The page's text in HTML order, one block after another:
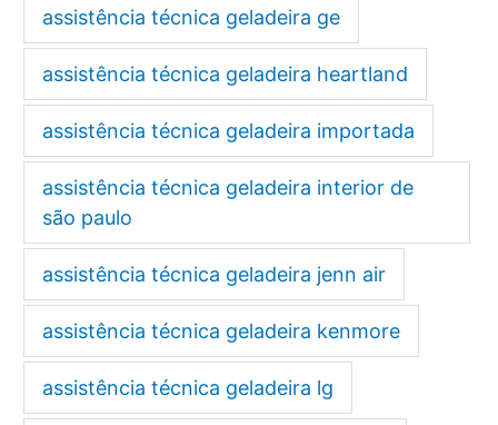
assistência técnica geladeira ge
assistência técnica geladeira heartland
assistência técnica geladeira importada
assistência técnica geladeira interior de
são paulo
assistência técnica geladeira jenn air
assistência técnica geladeira kenmore
assistência técnica geladeira lg